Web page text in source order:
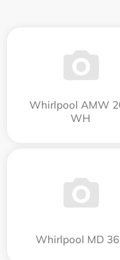
Whirlpool AMW
WH
Whirlpool MD